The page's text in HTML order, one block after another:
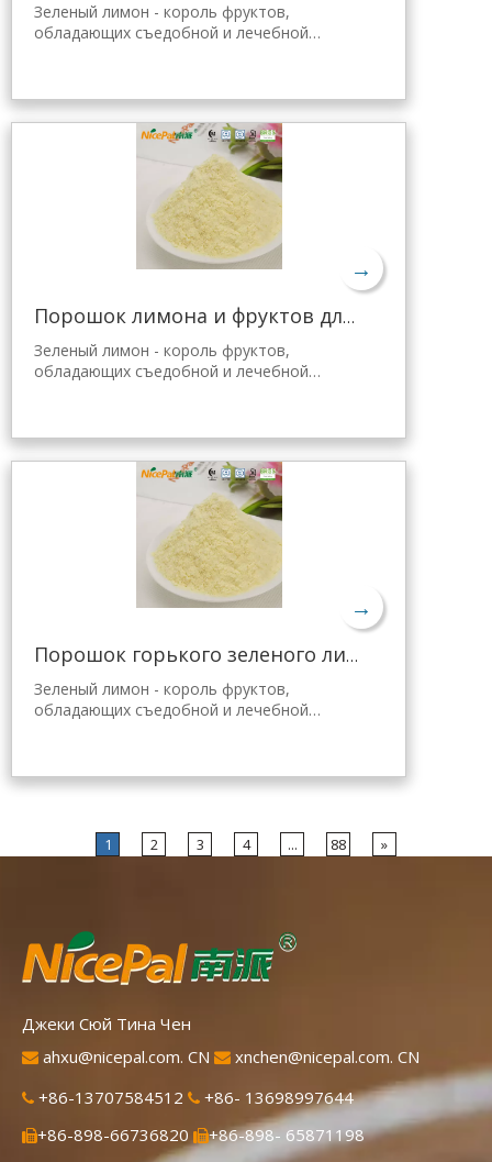
Зеленый лимон - король фруктов,
обладающих съедобной и лечебной
Хайнань, полученного с помощью самой
распылительной сушки и обработки,
которая хорошо сохраняет его
питательные свойства и аромат свежего
лимона. Мгновенно растворяется, удобен
→
Порошок лимона и фруктов для желе Tang
Зеленый лимон - король фруктов,
обладающих съедобной и лечебной
Хайнань, полученного с помощью самой
распылительной сушки и обработки,
которая хорошо сохраняет
питательность и аромат свежего лимона.
Мгновенно растворяется, удобен в
→
Порошок горького зеленого лимона для похудения
Зеленый лимон - король фруктов,
обладающих съедобной и лечебной
Хайнань, полученного с помощью самой
передовой в мире технологии
которая хорошо сохраняет
питательность и аромат свежего лимона.
1 2 3 4 ... 88 »
Джеки Сюй Тина Чен
 ahxu@nicepal.com. CN  xnchen@nicepal.com. CN
 +86-13707584512  +86- 13698997644
+86-898-66736820 +86-898- 65871198